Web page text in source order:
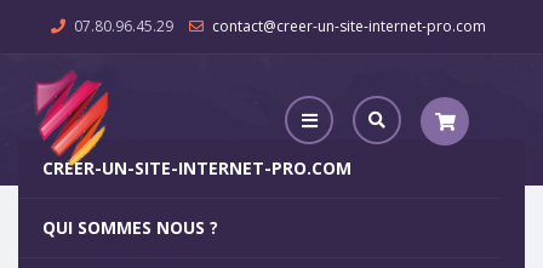
07.80.96.45.29 contact@creer-un-site-internet-pro.com
CREER-UN-SITE-INTERNET-PRO.COM
QUI SOMMES NOUS ?
Agence Web Porchères